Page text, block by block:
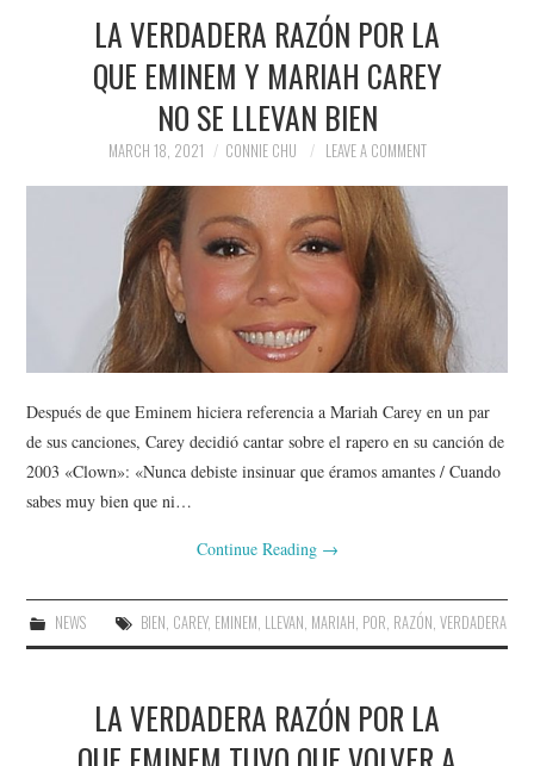
LA VERDADERA RAZÓN POR LA
QUE EMINEM Y MARIAH CAREY
NO SE LLEVAN BIEN
MARCH 18, 2021 CONNIE CHU LEAVE A COMMENT
Después de que Eminem hiciera referencia a Mariah Carey en un par
de sus canciones, Carey decidió cantar sobre el rapero en su canción de
2003 «Clown»: «Nunca debiste insinuar que éramos amantes / Cuando
sabes muy bien que ni…
Continue Reading →
NEWS BIEN, CAREY, EMINEM, LLEVAN, MARIAH, POR, RAZÓN, VERDADERA
LA VERDADERA RAZÓN POR LA